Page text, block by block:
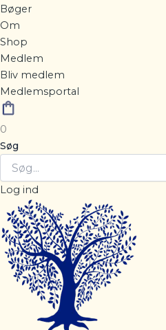
Bøger
Om
Shop
Medlem
Bliv medlem
Medlemsportal
0
Søg
Log ind